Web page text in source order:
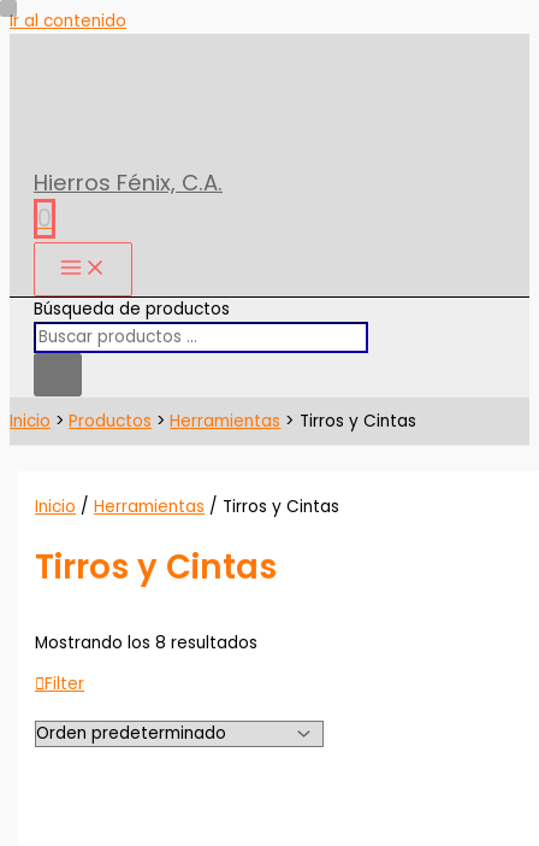
Ir al contenido
Hierros Fénix, C.A.
0
Búsqueda de productos
Inicio Productos Herramientas Tirros y Cintas
Inicio /Herramientas / Tirros y Cintas
Tirros y Cintas
Mostrando los 8 resultados
Filter